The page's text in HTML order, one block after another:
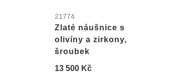
21774
Zlaté náušnice s
olivíny a zirkony,
šroubek
13 500 Kč